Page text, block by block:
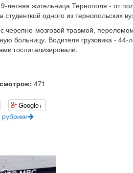
летняя жительница Тернополя - от
одного из тернопольских
с черепно-мозговой травмой,
больницу. Водителя грузовика - 44-
госпитализировали.
471
Google+